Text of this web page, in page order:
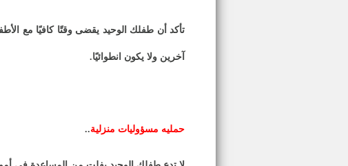
تأكد أن طفلك الوحيد يقضى وقتًا كافيًا مع
آخرين ولا يكون انطوائيًا.
حمليه مسؤوليات منزلية..